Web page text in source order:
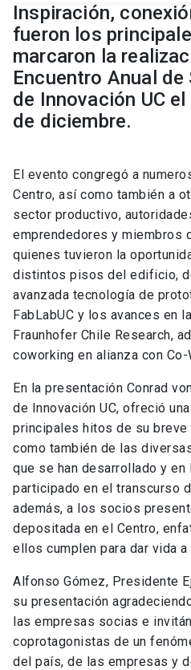
Inspiración,
fueron los
marcaron la
Encuentro Anual
de Innovación UC
de diciembre.
El evento congregó a
Centro, así como también a
sector productivo,
emprendedores y miembros
quienes tuvieron la
distintos pisos del edificio,
avanzada tecnología de
FabLabUC y los avances en
Fraunhofer Chile Research,
coworking en alianza con Co-
En la presentación Conrad
de Innovación UC, ofreció
principales hitos de su
como también de las
que se han desarrollado y
participado en el transcurso
además, a los socios
depositada en el Centro,
ellos cumplen para dar vida
Alfonso Gómez, Presidente
su presentación
las empresas socias e
coprotagonistas de un
del país, de las empresas y